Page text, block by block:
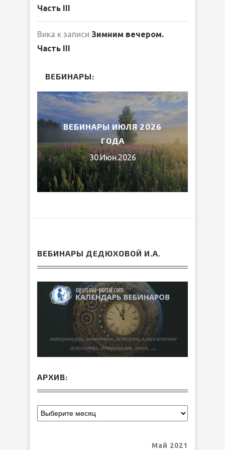
Часть III
Вика к записи Зимним вечером.
Часть III
ВЕБИНАРЫ:
ВЕБИНАРЫ ИЮЛЯ 2026
ГОДА
30.Июн.2026
ВЕБИНАРЫ ДЕДЮХОВОЙ И.А.
АРХИВ:
Май 2021